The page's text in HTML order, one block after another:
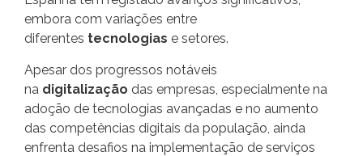
embora com variações entre
diferentes tecnologias e setores.
Apesar dos progressos notáveis
na digitalização das empresas, especialmente na
adoção de tecnologias avançadas e no aumento
das competências digitais da população, ainda
enfrenta desafios na implementação de serviços